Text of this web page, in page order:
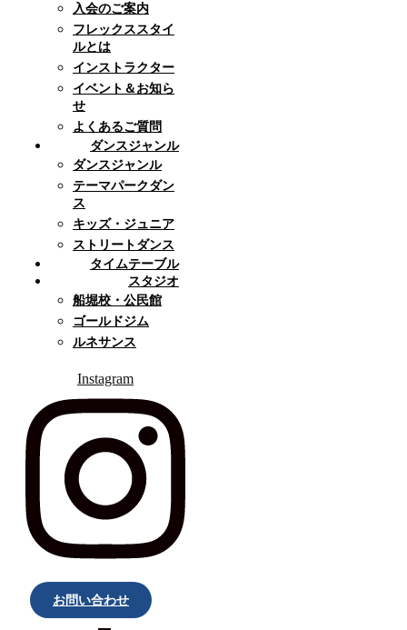
入会のご案内
フレックススタイ
ルとは
インストラクター
イベント＆お知ら
せ
よくあるご質問
ダンスジャンル
ダンスジャンル
テーマパークダン
ス
キッズ・ジュニア
ストリートダンス
タイムテーブル
スタジオ
船堀校・公民館
ゴールドジム
ルネサンス
Instagram
お問い合わせ